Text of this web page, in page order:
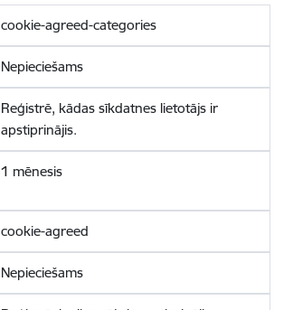
cookie-agreed-categories
Nepieciešams
Reģistrē, kādas sīkdatnes lietotājs ir
apstiprinājis.
1 mēnesis
cookie-agreed
Nepieciešams